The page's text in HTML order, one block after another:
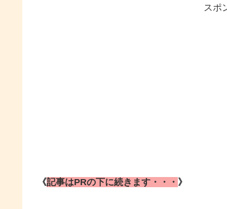
スポ
《記事はPRの下に続きます・・・ 》